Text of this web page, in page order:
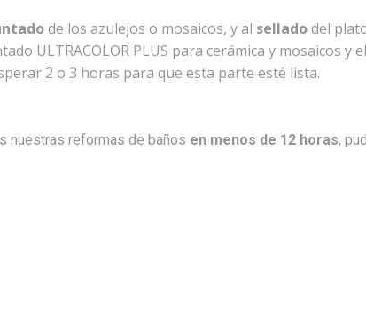
de los azulejos o mosaicos, y al selladodel
ULTRACOLOR PLUS para cerámica y mosaicos y
2 o 3 horas para que esta parte esté lista.
nuestras reformas de baños en menos de 12 horas,